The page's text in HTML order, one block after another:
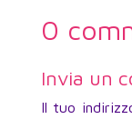
0
Invia un
Il tuo